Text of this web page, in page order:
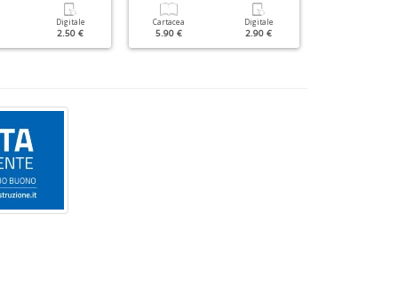
Digitale
2.50 €
Cartacea
5.90 €
Digitale
2.90 €